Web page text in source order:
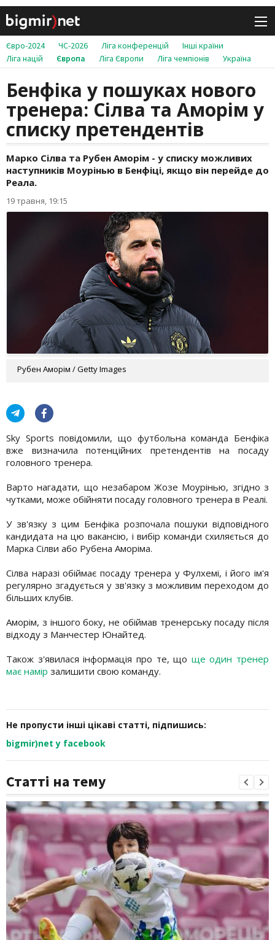
Євро-2024 ЧС-2026 Ліга конференцій
Інші країни
Ліга націй
Європа Ліга Європи Ліга чемпіонів Україна
Бенфіка у пошуках нового
тренера: Сілва та Аморім у
списку претендентів
Марко Сілва та Рубен Аморім - у списку можливих
наступників Моурінью в Бенфіці, якщо він перейде до
Реала.
19 травня, 19:15
Рубен Аморім / Getty Images
Sky Sports повідомили, що футбольна команда Бенфіка
вже визначила потенційних претендентів на посаду
головного тренера.
Варто нагадати, що незабаром Жозе Моурінью, згідно з
чутками, може обійняти посаду головного тренера в Реалі.
У зв'язку з цим Бенфіка розпочала пошуки відповідного
кандидата на цю вакансію, і вибір команди схиляється до
Марка Сілви або Рубена Аморіма.
Сілва наразі обіймає посаду тренера у Фулхемі, і його ім'я
регулярно згадується у зв'язку з можливим переходом до
більших клубів.
Аморім, з іншого боку, не обіймав тренерську посаду після
відходу з Манчестер Юнайтед.
Також з'явилася інформація про те, що ще один тренер
має намір залишити свою команду.
Не пропусти інші цікаві статті, підпишись:
bigmir)net у facebook
Статті на тему